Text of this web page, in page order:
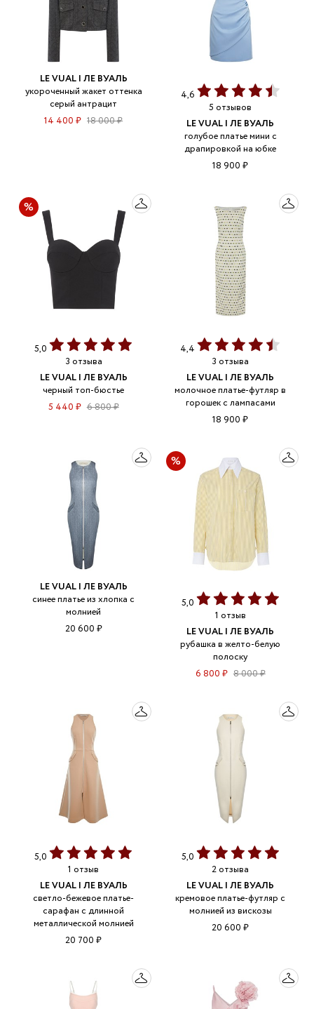
LE VUAL | ЛЕ ВУАЛЬ
укороченный жакет оттенка
серый антрацит
14 400 ₽ 18 000 ₽
4,6
5 отзывов
LE VUAL | ЛЕ ВУАЛЬ
голубое платье мини с
драпировкой на юбке
18 900 ₽
5,0
3 отзыва
LE VUAL | ЛЕ ВУАЛЬ
черный топ-бюстье
5 440 ₽ 6 800 ₽
4,4
3 отзыва
LE VUAL | ЛЕ ВУАЛЬ
молочное платье-футляр в
горошек с лампасами
18 900 ₽
LE VUAL | ЛЕ ВУАЛЬ
синее платье из хлопка с
молнией
20 600 ₽
5,0
1 отзыв
LE VUAL | ЛЕ ВУАЛЬ
рубашка в желто-белую
полоску
6 800 ₽ 8 000 ₽
5,0
1 отзыв
LE VUAL | ЛЕ ВУАЛЬ
светло-бежевое платье-
сарафан с длинной
металлической молнией
20 700 ₽
5,0
2 отзыва
LE VUAL | ЛЕ ВУАЛЬ
кремовое платье-футляр с
молнией из вискозы
20 600 ₽